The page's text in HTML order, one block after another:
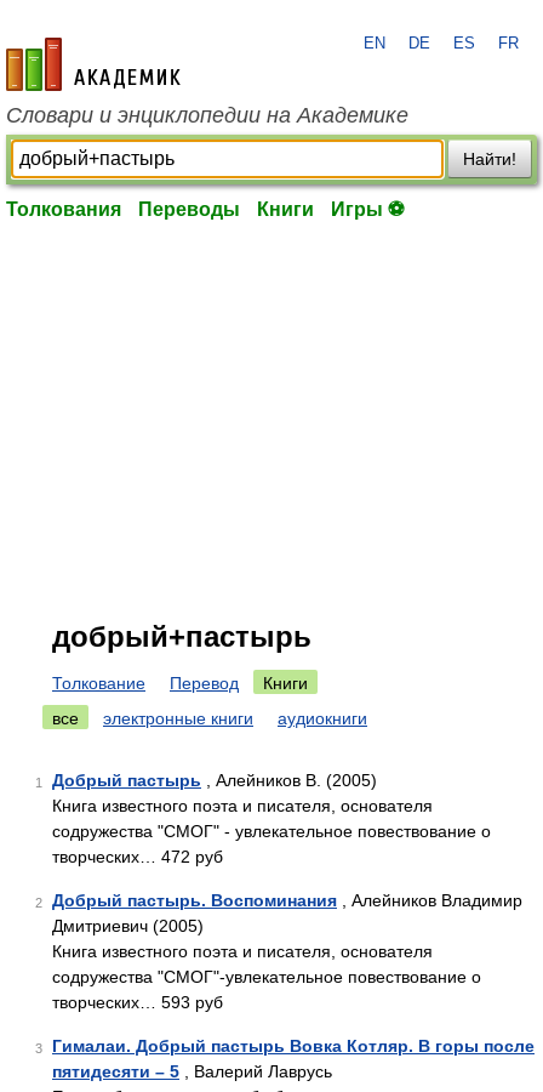
academic.ru
EN DE ES FR
Словари и энциклопедии на Академике
Найти!
Толкования Переводы Книги Игры ⚽
добрый+пастырь
Толкование Перевод
Книги
все
электронные книги аудиокниги
1 Добрый пастырь , Алейников В. (2005)
Книга известного поэта и писателя, основателя
содружества "СМОГ" - увлекательное повествование о
творческих… 472 руб
2 Добрый пастырь. Воспоминания , Алейников Владимир
Дмитриевич (2005)
Книга известного поэта и писателя, основателя
содружества "СМОГ"-увлекательное повествование о
творческих… 593 руб
3
Гималаи. Добрый пастырь Вовка Котляр. В горы после
пятидесяти – 5 , Валерий Лаврусь